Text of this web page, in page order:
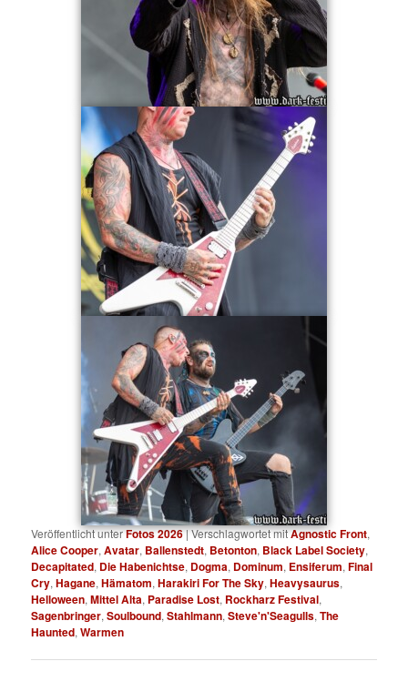
Veröffentlicht unterFotos 2026|Verschlagwortet mitAgnostic Front,
Alice Cooper,Avatar, Ballenstedt, Betonton, Black Label Society,
Decapitated, Die Habenichtse, Dogma, Dominum, Ensiferum,Final
Cry,Hagane,Hämatom,Harakiri For The Sky,Heavysaurus,
Helloween,Mittel Alta, Paradise Lost, Rockharz Festival,
Sagenbringer,Soulbound,Stahlmann,Steve'n'Seagulls,The
Haunted,Warmen